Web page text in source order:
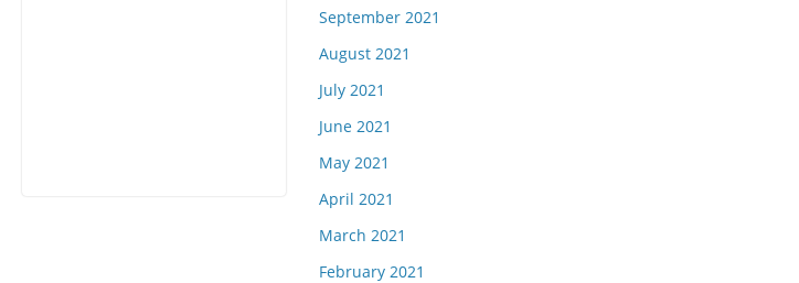
September 2021
August 2021
July 2021
June 2021
May 2021
April 2021
March 2021
February 2021